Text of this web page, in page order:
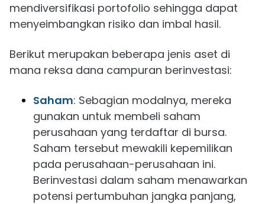
mendiversifikasi portofolio sehingga dapat
menyeimbangkan risiko dan imbal hasil.
Berikut merupakan beberapa jenis aset di
mana reksa dana campuran berinvestasi:
Saham: Sebagian modalnya, mereka
gunakan untuk membeli saham
perusahaan yang terdaftar di bursa.
Saham tersebut mewakili kepemilikan
pada perusahaan-perusahaan ini.
Berinvestasi dalam saham menawarkan
potensi pertumbuhan jangka panjang,